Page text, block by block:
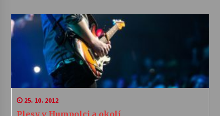
25. 10. 2012